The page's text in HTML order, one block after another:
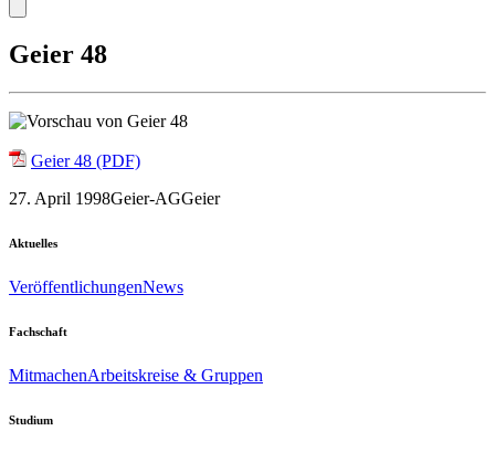
Geier 48
Geier 48 (PDF)
27. April 1998Geier-AGGeier
Aktuelles
VeröffentlichungenNews
Fachschaft
MitmachenArbeitskreise & Gruppen
Studium